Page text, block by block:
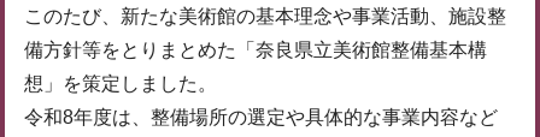
このたび、新たな美術館の基本理念や事業活動、施設整
備方針等をとりまとめた「奈良県立美術館整備基本構
想」を策定しました。
令和8年度は、整備場所の選定や具体的な事業内容など